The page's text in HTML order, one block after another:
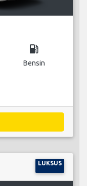
local_gas_station
Bensin
LUKSUS